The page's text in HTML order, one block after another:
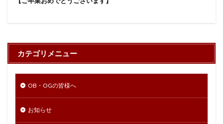
カテゴリメニュー
OB・OGの皆様へ
お知らせ